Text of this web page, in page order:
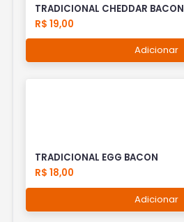
TRADICIONAL CHEDDAR BACON
R$ 19,00
Adicionar
TRADICIONAL EGG BACON
R$ 18,00
Adicionar